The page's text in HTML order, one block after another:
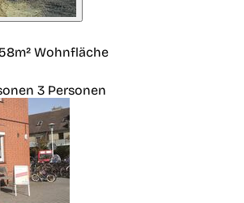
58m² Wohnfläche
3 Personen